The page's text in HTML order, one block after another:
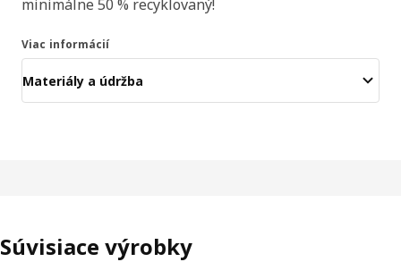
minimálne 50 % recyklovaný!
Viac informácií
Materiály a údržba
Súvisiace výrobky